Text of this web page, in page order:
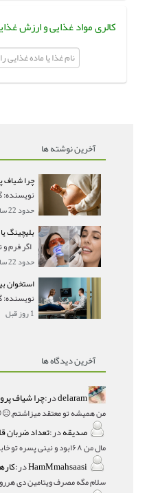
کالری مواد غذایی و ارزش
آخرین نوشته ها
حدود 22 ساعت قبل
حدود 22 ساعت قبل
1 روز قبل
آخرین دیدگاه ها
delaramدر:چرا شیاف
من همیشه تو معتقد
صدیقهدر:تعداد ضربان
HamMmahsaasiدر: